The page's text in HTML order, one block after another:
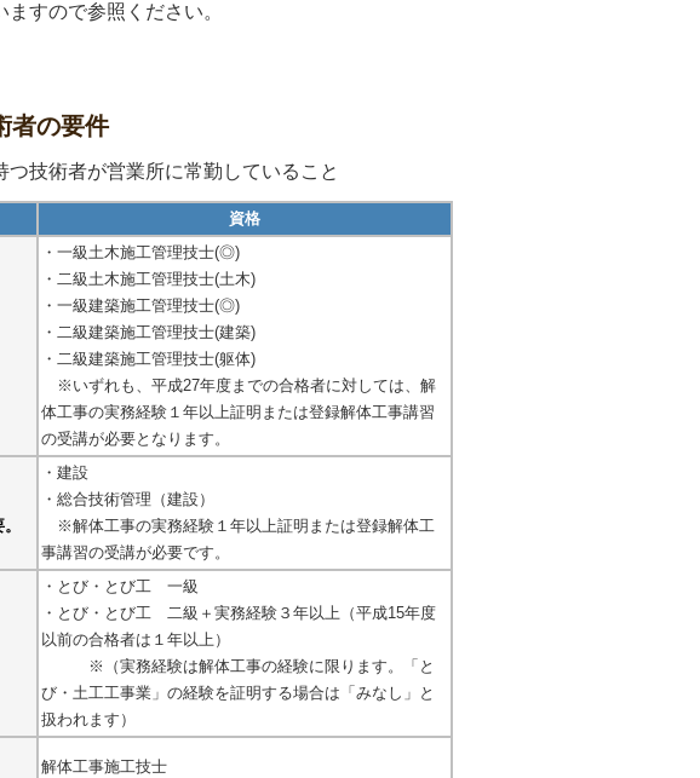
ますので参照ください。
者の要件
技術者が営業所に常勤していること
資格
・一級土木施工管理技士(◎)
・二級土木施工管理技士(土木)
・一級建築施工管理技士(◎)
・二級建築施工管理技士(建築)
・二級建築施工管理技士(躯体)
※いずれも、平成27年度までの合格者に対しては、解
体工事の実務経験１年以上証明または登録解体工事講習
の受講が必要となります。
・建設
・総合技術管理（建設）
※解体工事の実務経験１年以上証明または登録解体工
事講習の受講が必要です。
・とび・とび工 一級
・とび・とび工 二級＋実務経験３年以上（平成15年度
以前の合格者は１年以上）
※（実務経験は解体工事の経験に限ります。「と
び・土工工事業」の経験を証明する場合は「みなし」と
扱われます）
解体工事施工技士